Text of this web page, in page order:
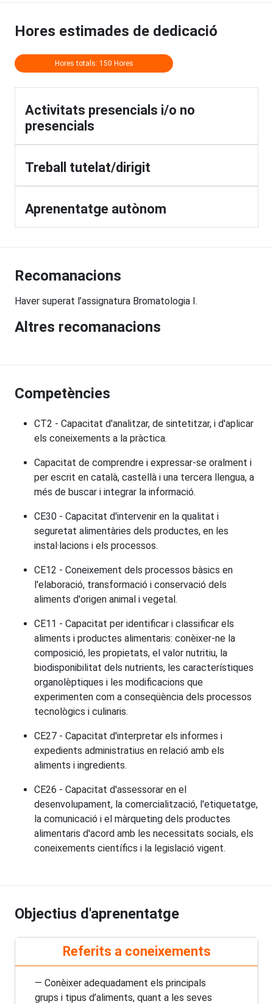
Hores estimades de dedicació
Hores totals: 150 Hores
Activitats presencials i/o no
presencials
Treball tutelat/dirigit
Aprenentatge autònom
Recomanacions
Haver superat l’assignatura Bromatologia I.
Altres recomanacions
Competències
CT2 - Capacitat d'analitzar, de sintetitzar, i d'aplicar
els coneixements a la pràctica.
Capacitat de comprendre i expressar-se oralment i
per escrit en català, castellà i una tercera llengua, a
més de buscar i integrar la informació.
CE30 - Capacitat d'intervenir en la qualitat i
seguretat alimentàries dels productes, en les
instal·lacions i els processos.
CE12 - Coneixement dels processos bàsics en
l'elaboració, transformació i conservació dels
aliments d'origen animal i vegetal.
CE11 - Capacitat per identificar i classificar els
aliments i productes alimentaris: conèixer-ne la
composició, les propietats, el valor nutritiu, la
biodisponibilitat dels nutrients, les característiques
organolèptiques i les modificacions que
experimenten com a conseqüència dels processos
tecnològics i culinaris.
CE27 - Capacitat d'interpretar els informes i
expedients administratius en relació amb els
aliments i ingredients.
CE26 - Capacitat d'assessorar en el
desenvolupament, la comercialització, l'etiquetatge,
la comunicació i el màrqueting dels productes
alimentaris d'acord amb les necessitats socials, els
coneixements científics i la legislació vigent.
Objectius d'aprenentatge
Referits a coneixements
— Conèixer adequadament els principals
grups i tipus d’aliments, quant a les seves